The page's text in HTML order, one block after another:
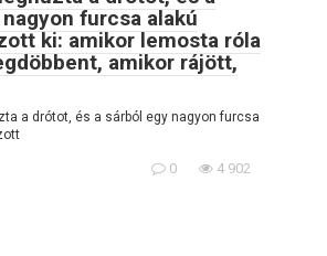
furcsa alakú
ki: amikor lemosta róla
amikor rájött,
a drótot, és a sárból egy nagyon furcsa
0 4 902